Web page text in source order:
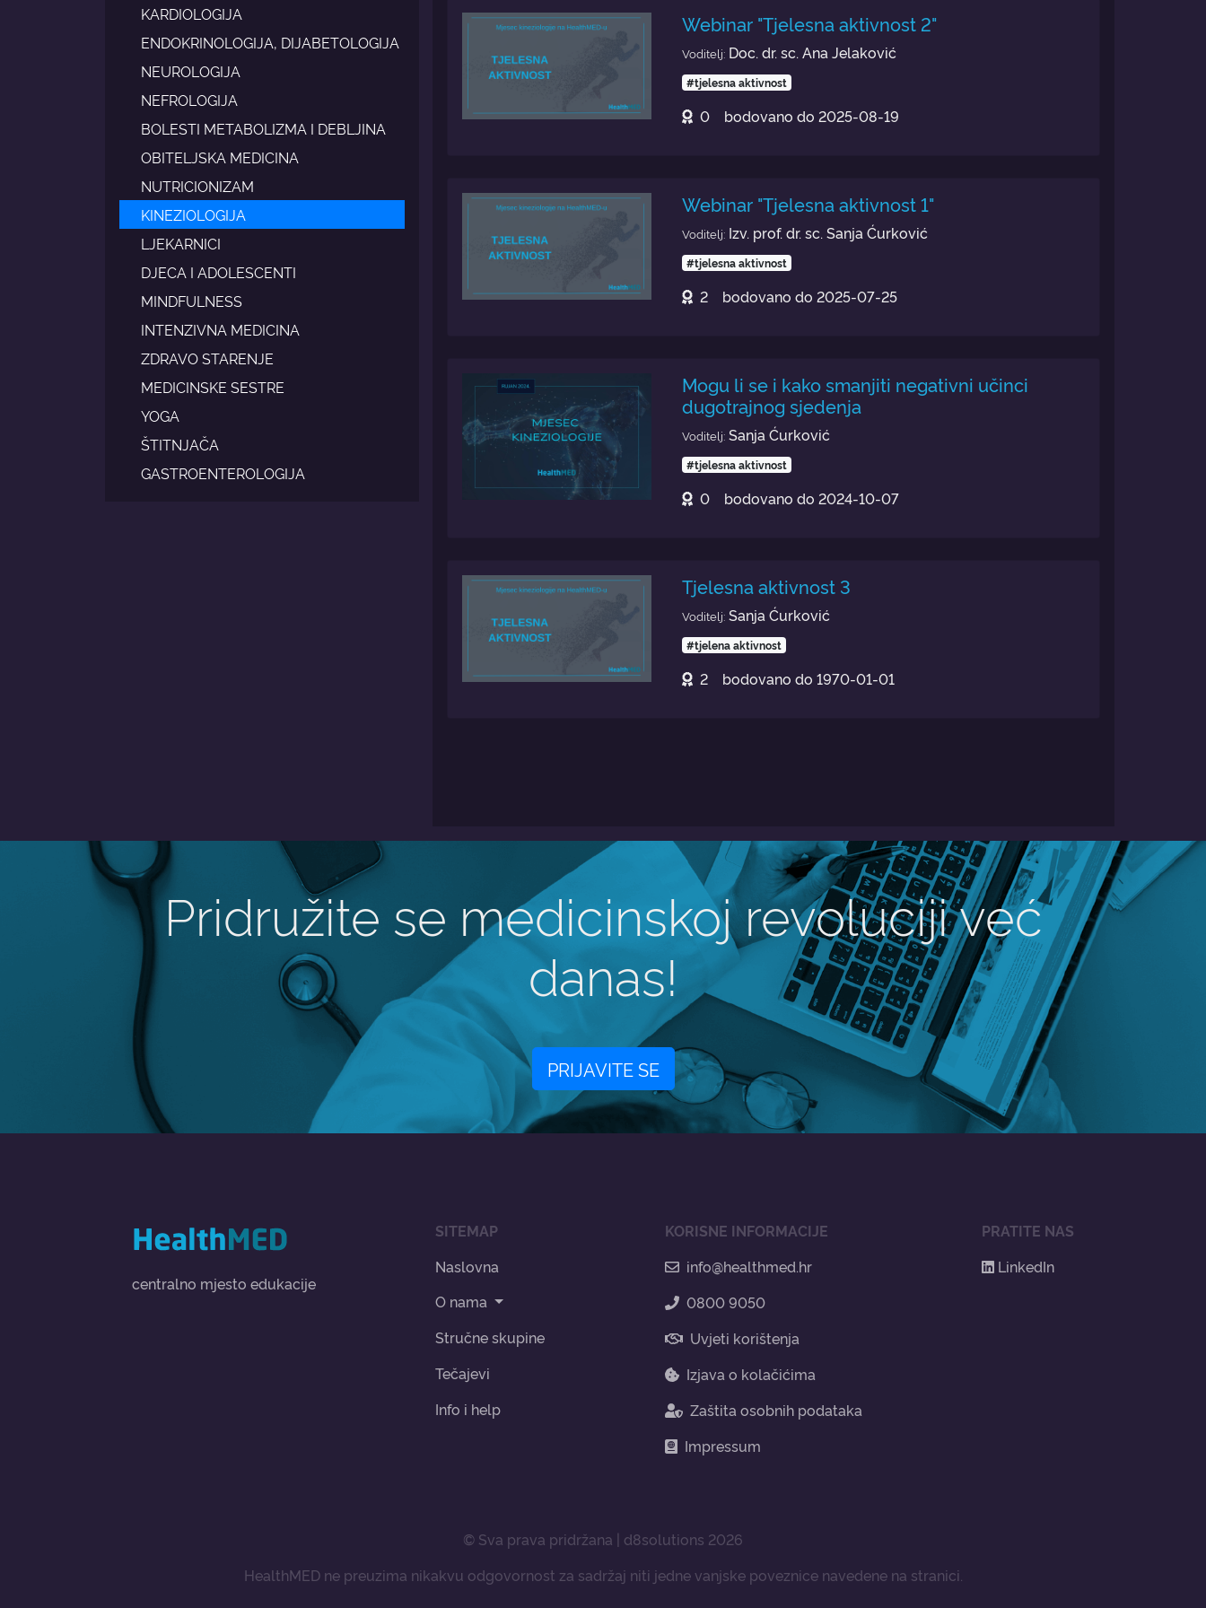
KARDIOLOGIJA
ENDOKRINOLOGIJA, DIJABETOLOGIJA
NEUROLOGIJA
NEFROLOGIJA
BOLESTI METABOLIZMA I DEBLJINA
OBITELJSKA MEDICINA
NUTRICIONIZAM
KINEZIOLOGIJA
LJEKARNICI
DJECA I ADOLESCENTI
MINDFULNESS
INTENZIVNA MEDICINA
ZDRAVO STARENJE
MEDICINSKE SESTRE
YOGA
ŠTITNJAČA
GASTROENTEROLOGIJA
Webinar "Tjelesna aktivnost 2"
Voditelj: Doc. dr. sc. Ana Jelaković
#tjelesna aktivnost
0 bodovano do2025-08-19
Webinar "Tjelesna aktivnost 1"
Voditelj: Izv. prof. dr. sc. Sanja Ćurković
#tjelesna aktivnost
2 bodovano do2025-07-25
Mogu li se i kako smanjiti negativni učinci
dugotrajnog sjedenja
Voditelj: Sanja Ćurković
#tjelesna aktivnost
0 bodovano do2024-10-07
Tjelesna aktivnost 3
Voditelj: Sanja Ćurković
#tjelena aktivnost
2 bodovano do1970-01-01
Pridružite se medicinskoj revoluciji već
danas!
PRIJAVITE SE
centralno mjesto edukacije
SITEMAP
Naslovna
O nama
Stručne skupine
Tečajevi
Info i help
KORISNE INFORMACIJE
info@healthmed.hr
0800 9050
Uvjeti korištenja
Izjava o kolačićima
Zaštita osobnih podataka
Impressum
PRATITE NAS
LinkedIn
© Sva prava pridržana | d8solutions 2026
HealthMED ne preuzima nikakvu odgovornost za sadržaj niti jedne vanjske poveznice navedene na stranici.